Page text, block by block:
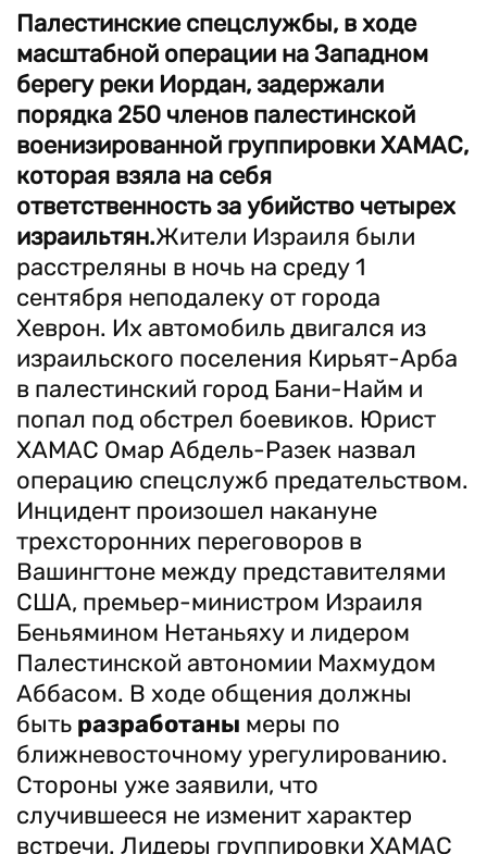
Палестинские спецслужбы, в ходе
масштабной операции на Западном
берегу реки Иордан, задержали
порядка 250 членов палестинской
военизированной группировки ХАМАС,
которая взяла на себя
ответственность за убийство четырех
израильтян.Жители Израиля были
расстреляны в ночь на среду 1
сентября неподалеку от города
Хеврон. Их автомобиль двигался из
израильского поселения Кирьят-Арба
в палестинский город Бани-Найм и
попал под обстрел боевиков. Юрист
ХАМАС Омар Абдель-Разек назвал
операцию спецслужб предательством.
Инцидент произошел накануне
трехсторонних переговоров в
Вашингтоне между представителями
США, премьер-министром Израиля
Беньямином Нетаньяху и лидером
Палестинской автономии Махмудом
Аббасом. В ходе общения должны
быть разработаны меры по
ближневосточному урегулированию.
Стороны уже заявили, что
случившееся не изменит характер
встречи. Лидеры группировки ХАМАС